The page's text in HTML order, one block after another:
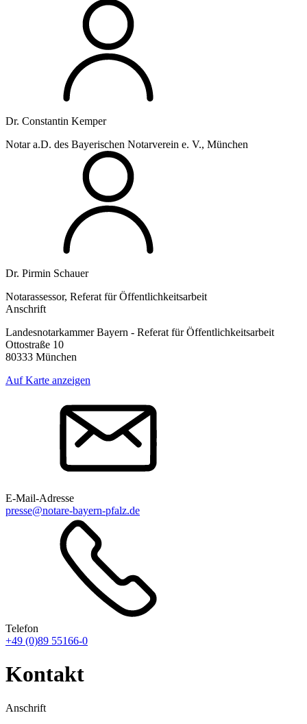
Dr. Constantin Kemper
Notar a.D. des Bayerischen Notarverein e. V., München
Dr. Pirmin Schauer
Notarassessor, Referat für Öffentlichkeitsarbeit
Anschrift
Landesnotarkammer Bayern - Referat für Öffentlichkeitsarbeit
Ottostraße 10
80333 München
Auf Karte anzeigen
E-Mail-Adresse
presse@notare-bayern-pfalz.de
Telefon
+49 (0)89 55166-0
Kontakt
Anschrift